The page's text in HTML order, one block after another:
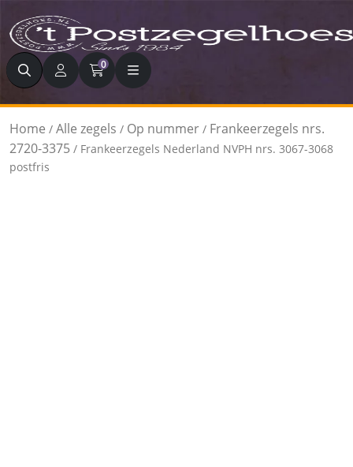
Zoeken 0
Home / Alle zegels / Op nummer / Frankeerzegels nrs.
2720-3375 / Frankeerzegels Nederland NVPH nrs. 3067-3068
postfris